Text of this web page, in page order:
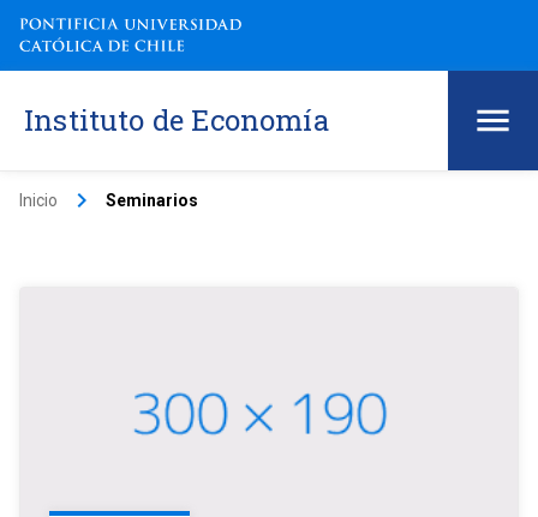
Instituto de Economía
Inicio keyboard_arrow_right Seminarios